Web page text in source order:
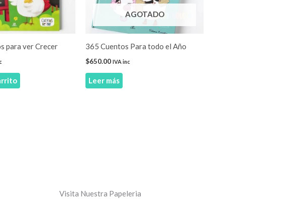
para ver Crecer
AGOTADO
365 Cuentos Para todo el Año
$650.00 IVA inc
Leer más
Visita Nuestra Papeleria